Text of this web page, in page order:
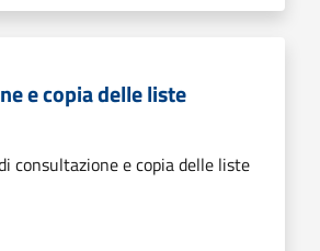
e copia delle liste
consultazione e copia delle liste